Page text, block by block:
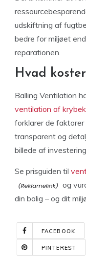
udskiftning af
bedre for miljøet
reparationen.
Hvad
Balling Ventilation
ventilation af
forklarer de faktorer
transparent og
billede af
Se prisguiden til
og
din bolig – og dit
FACEBOOK
PINTEREST